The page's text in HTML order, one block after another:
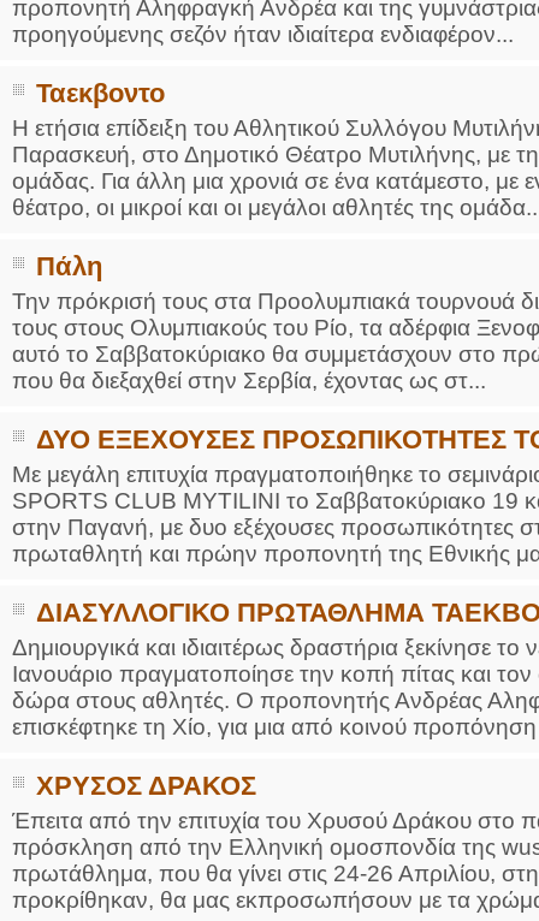
προπονητή Αληφραγκή Ανδρέα και της
προηγούμενης σεζόν ήταν ιδιαίτερα ενδιαφέρον...
Ταεκβοντο
Η ετήσια επίδειξη του Αθλητικού Συλλόγου
Παρασκευή, στο Δημοτικό Θέατρο Μυτιλήνης, με
ομάδας. Για άλλη μια χρονιά σε ένα κατάμεστο, με
θέατρο, οι μικροί και οι μεγάλοι αθλητές της
Πάλη
Την πρόκρισή τους στα Προολυμπιακά τουρνουά
τους στους Ολυμπιακούς του Ρίο, τα αδέρφια
αυτό το Σαββατοκύριακο θα συμμετάσχουν στο
που θα διεξαχθεί στην Σερβία, έχοντας ως στ...
ΔΥΟ ΕΞΕΧΟΥΣΕΣ ΠΡΟΣΩΠΙΚΟΤΗΤΕΣ
Με μεγάλη επιτυχία πραγματοποιήθηκε το
SPORTS CLUB MYTILINI το Σαββατοκύριακο 19
στην Παγανή, με δυο εξέχουσες προσωπικότητες
πρωταθλητή και πρώην προπονητή της Εθνικής
ΔΙΑΣΥΛΛΟΓΙΚΟ ΠΡΩΤΑΘΛΗΜΑ
Δημιουργικά και ιδιαιτέρως δραστήρια ξεκίνησε
Ιανουάριο πραγματοποίησε την κοπή πίτας και τον
δώρα στους αθλητές. Ο προπονητής Ανδρέας
επισκέφτηκε τη Χίο, για μια από κοινού
ΧΡΥΣΟΣ ΔΡΑΚΟΣ
Έπειτα από την επιτυχία του Χρυσού Δράκου στο
πρόσκληση από την Ελληνική ομοσπονδία της
πρωτάθλημα, που θα γίνει στις 24-26 Απριλίου,
προκρίθηκαν, θα μας εκπροσωπήσουν με τα